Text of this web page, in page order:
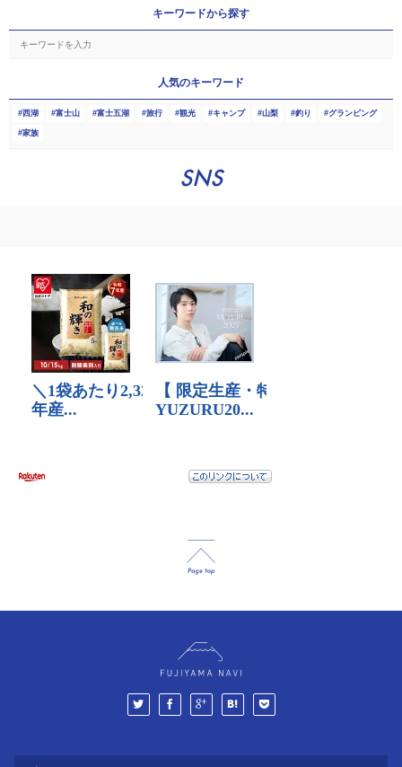
キーワードから探す
人気のキーワード
西湖 富士山 富士五湖 旅行 観光 キャンプ 山梨 釣り グランピング
家族
SNS